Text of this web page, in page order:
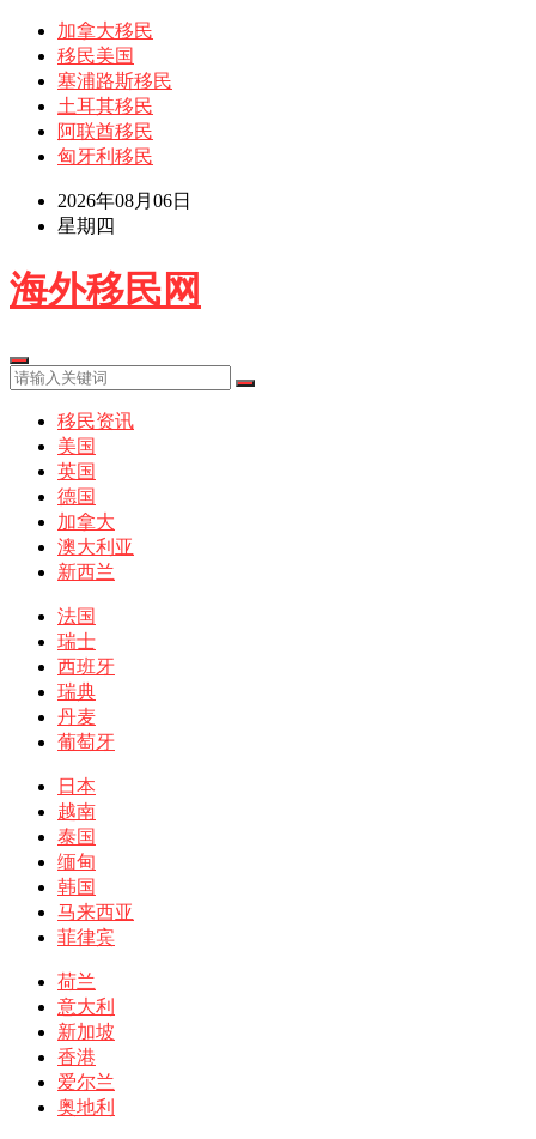
加拿大移民
移民美国
塞浦路斯移民
土耳其移民
阿联酋移民
匈牙利移民
2026年08月06日
星期四
海外移民网
移民资讯
美国
英国
德国
加拿大
澳大利亚
新西兰
法国
瑞士
西班牙
瑞典
丹麦
葡萄牙
日本
越南
泰国
缅甸
韩国
马来西亚
菲律宾
荷兰
意大利
新加坡
香港
爱尔兰
奥地利